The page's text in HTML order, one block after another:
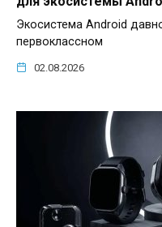
Экосистема Android
первоклассном
02.08.2026